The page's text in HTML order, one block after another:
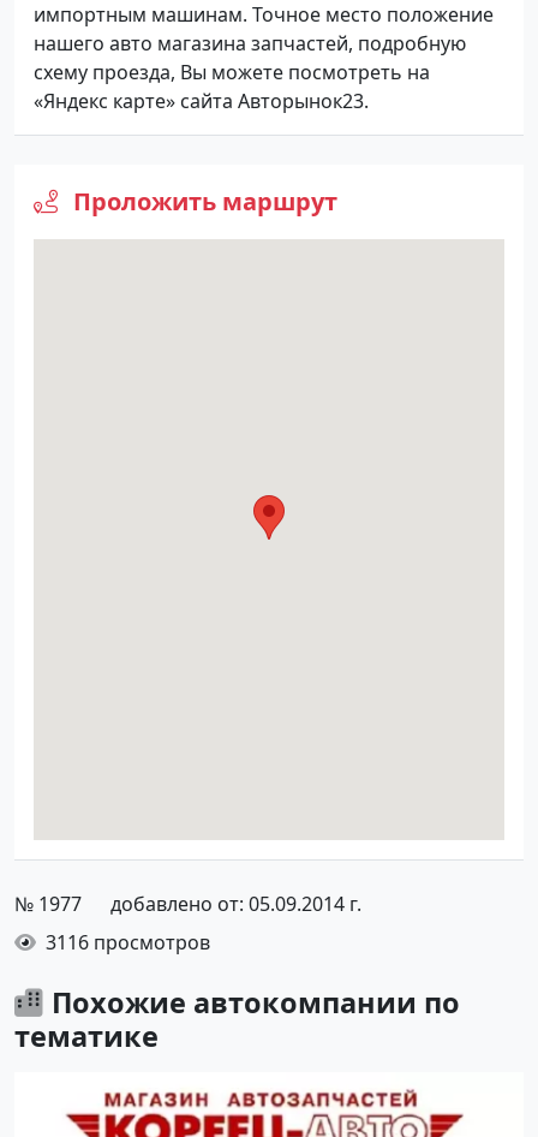
импортным машинам. Точное место положение
нашего авто магазина запчастей, подробную
схему проезда, Вы можете посмотреть на
«Яндекс карте» сайта Авторынок23.
Проложить маршрут
№ 1977
добавлено от: 05.09.2014 г.
3116 просмотров
Похожие автокомпании по
тематике